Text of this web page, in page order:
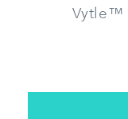
Vytle™